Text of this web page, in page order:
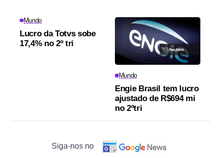
Mundo
Lucro da Totvs sobe
17,4% no 2º tri
Mundo
Engie Brasil tem lucro
ajustado de R$694 mi
no 2ºtri
Siga-nos no